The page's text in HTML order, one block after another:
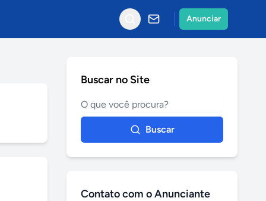
Anunciar
Buscar no Site
Buscar
Contato com o Anunciante